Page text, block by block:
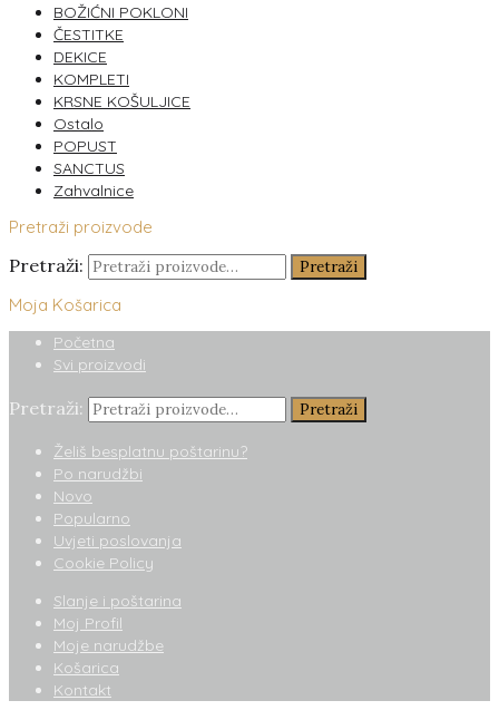
BOŽIĆNI POKLONI
ČESTITKE
DEKICE
KOMPLETI
KRSNE KOŠULJICE
Ostalo
POPUST
SANCTUS
Zahvalnice
Pretraži proizvode
Pretraži: Pretraži
Moja Košarica
Početna
Svi proizvodi
Pretraži: Pretraži
Želiš besplatnu poštarinu?
Po narudžbi
Novo
Popularno
Uvjeti poslovanja
Cookie Policy
Slanje i poštarina
Moj Profil
Moje narudžbe
Košarica
Kontakt